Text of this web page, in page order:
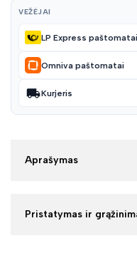
VEŽĖJAI
LP Express paštomatai
Omniva paštomatai
Kurjeris
Aprašymas
Pristatymas ir